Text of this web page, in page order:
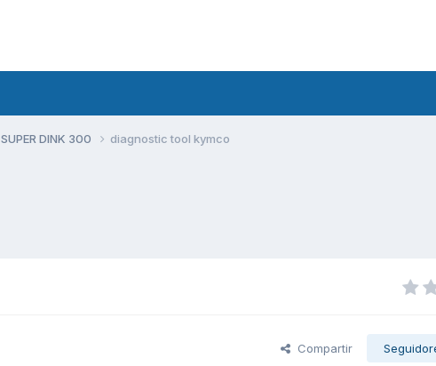
SUPER DINK 300 diagnostic tool kymco
Compartir